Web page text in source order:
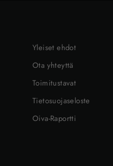
Yleiset ehdot
Ota yhteyttä
Toimitustavat
Tietosuojaseloste
Oiva-Raportti